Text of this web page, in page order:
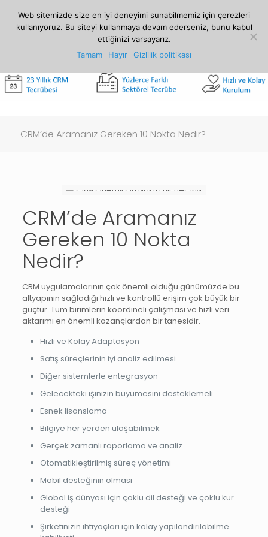
0212 807 07 00 crm@crt.com.tr
CRM’de Aramanız Gereken 10 Nokta Nedir?
CRM’de Aramanız
Gereken 10 Nokta
Nedir?
CRM uygulamalarının çok önemli olduğu günümüzde bu
altyapının sağladığı hızlı ve kontrollü erişim çok büyük bir
güçtür. Tüm birimlerin koordineli çalışması ve hızlı veri
aktarımı en önemli kazançlardan bir tanesidir.
Hızlı ve Kolay Adaptasyon
Satış süreçlerinin iyi analiz edilmesi
Diğer sistemlerle entegrasyon
Gelecekteki işinizin büyümesini desteklemeli
Esnek lisanslama
Bilgiye her yerden ulaşabilmek
Gerçek zamanlı raporlama ve analiz
Otomatikleştirilmiş süreç yönetimi
Mobil desteğinin olması
Global iş dünyası için çoklu dil desteği ve çoklu kur
desteği
Şirketinizin ihtiyaçları için kolay yapılandırılabilme
Web sitemizde size en iyi deneyimi sunabilmemiz için çerezleri
kullanıyoruz. Bu siteyi kullanmaya devam ederseniz, bunu kabul
ettiğinizi varsayarız.
Tamam
Hayır Gizlilik politikası